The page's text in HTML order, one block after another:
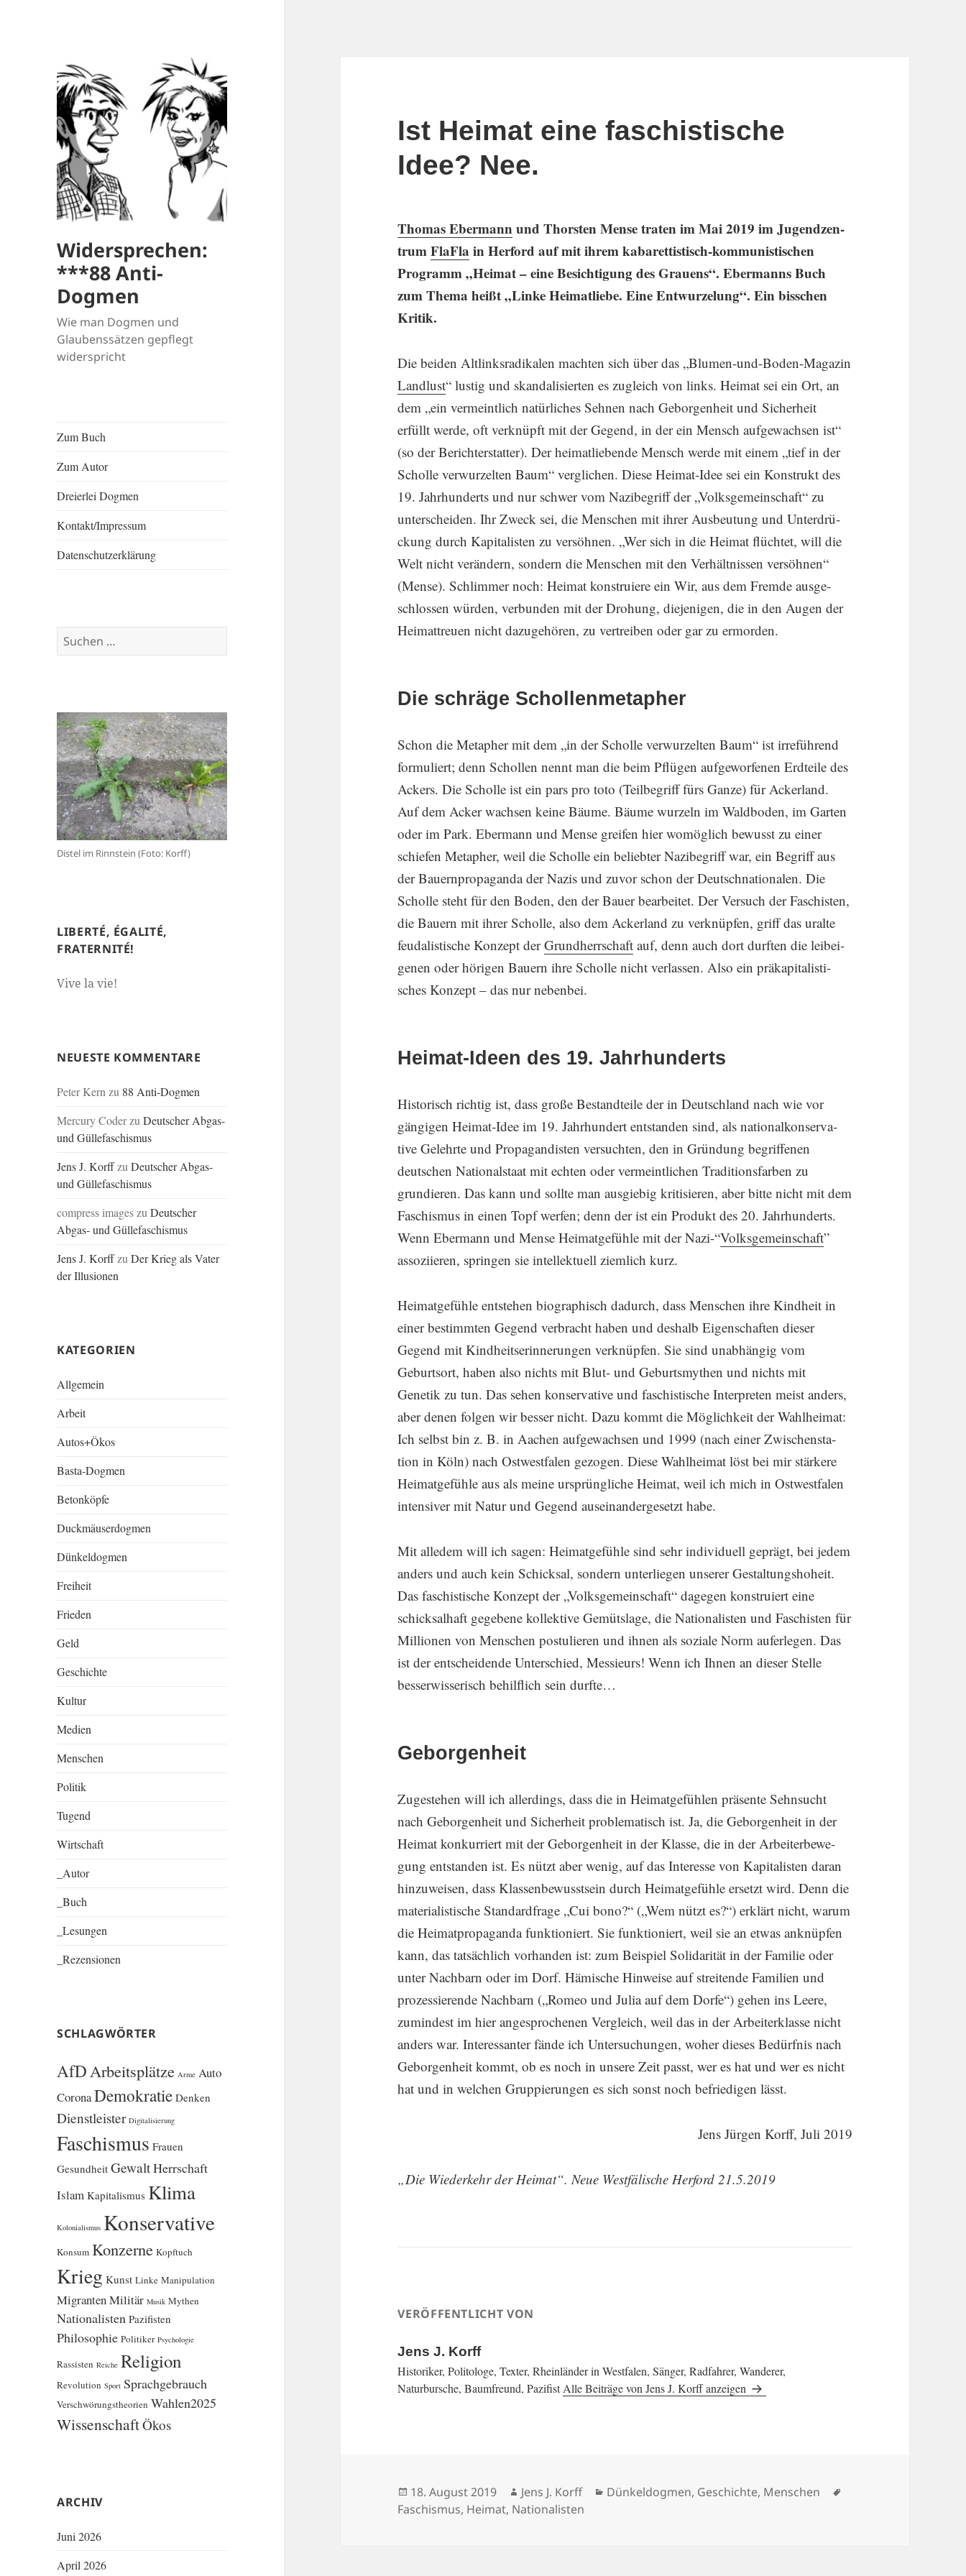
Widersprechen:
***88 Anti-
Dogmen
Wie man Dogmen und
Glaubenssätzen gepflegt
widerspricht
Zum Buch
Zum Autor
Dreierlei Dogmen
Kontakt/​​Impressum
Datenschutzerklärung
Suchen
nach:
Distel im Rinnstein (Foto: Korff)
LIBERTÉ, ÉGALITÉ,
FRATERNITÉ!
Vive la vie!
NEUESTE KOMMENTARE
Peter Kernzu 88 Anti-Dogmen
Mercury CoderzuDeutscher Abgas-
und Güllefaschismus
Jens J. KorffzuDeutscher Abgas-
und Güllefaschismus
compress imageszuDeutscher
Abgas- und Güllefaschismus
Jens J. KorffzuDer Krieg als Vater
der Illusionen
KATEGORIEN
Allgemein
Arbeit
Autos+Ökos
Basta-Dogmen
Betonköpfe
Duckmäuserdogmen
Dünkeldogmen
Freiheit
Frieden
Geld
Geschichte
Kultur
Medien
Menschen
Politik
Tugend
Wirtschaft
_Autor
_Buch
_Lesungen
_Rezensionen
SCHLAGWÖRTER
AfDArbeitsplätze Arme Auto
CoronaDemokratie Denken
Dienstleister Digitalisierung
Faschismus Frauen
Gesundheit GewaltHerrschaft
Islam Kapitalismus Klima
Kolonialismus Konservative
Konsum Konzerne Kopftuch
Krieg Kunst Linke Manipulation
MigrantenMilitär Musik Mythen
Nationalisten Pazifisten
Philosophie Politiker Psychologie
Rassisten Reiche Religion
Revolution Sport Sprachgebrauch
Verschwörungstheorien Wahlen2025
WissenschaftÖkos
ARCHIV
Juni 2026
April 2026
Ist Heimat eine faschistische
Idee? Nee.
Thomas Ebermannund Thorsten Mense traten im Mai 2019 im Jugend­zen­
trumFlaFla in Herford auf mit ihrem kabaret­tis­tisch-kommu­nis­ti­schen
Programm „Heimat – eine Besich­ti­gung des Grauens“. Ebermanns Buch
zum Thema heißt „Linke Heimat­liebe. Eine Entwur­ze­lung“. Ein bisschen
Kritik.
Die beiden Altlinks­radikalen machten sich über das „Blumen-und-Boden-Magazin
Landlust“ lustig und skanda­li­sierten es zugleich von links. Heimat sei ein Ort, an
dem „ein vermeint­lich natür­li­ches Sehnen nach Gebor­gen­heit und Sicher­heit
erfüllt werde, oft verknüpft mit der Gegend, in der ein Mensch aufge­wachsen ist“
(so der Bericht­erstatter). Der heimat­lie­bende Mensch werde mit einem „tief in der
Scholle verwur­zelten Baum“ vergli­chen. Diese Heimat-Idee sei ein Konstrukt des
19. Jahrhun­derts und nur schwer vom Nazibe­griff der „Volks­ge­mein­schaft“ zu
unter­scheiden. Ihr Zweck sei, die Menschen mit ihrer Ausbeu­tung und Unter­drü­
ckung durch Kapita­listen zu versöhnen. „Wer sich in die Heimat flüchtet, will die
Welt nicht verän­dern, sondern die Menschen mit den Verhält­nissen versöhnen“
(Mense). Schlimmer noch: Heimat konstru­iere ein Wir, aus dem Fremde ausge­
schlossen würden, verbunden mit der Drohung, dieje­nigen, die in den Augen der
Heimat­treuen nicht dazuge­hören, zu vertreiben oder gar zu ermorden.
Die schräge Schollenmetapher
Schon die Metapher mit dem „in der Scholle verwur­zelten Baum“ ist irrefüh­rend
formu­liert; denn Schollen nennt man die beim Pflügen aufge­wor­fenen Erdteile des
Ackers. Die Scholle ist ein pars pro toto (Teilbe­griff fürs Ganze) für Acker­land.
Auf dem Acker wachsen keine Bäume. Bäume wurzeln im Waldboden, im Garten
oder im Park. Ebermann und Mense greifen hier womög­lich bewusst zu einer
schiefen Metapher, weil die Scholle ein beliebter Nazibe­griff war, ein Begriff aus
der Bauern­pro­pa­ganda der Nazis und zuvor schon der Deutsch­na­tio­nalen. Die
Scholle steht für den Boden, den der Bauer bearbeitet. Der Versuch der Faschisten,
die Bauern mit ihrer Scholle, also dem Acker­land zu verknüpfen, griff das uralte
feuda­lis­ti­sche Konzept derGrund­herr­schaft auf, denn auch dort durften die leibei­
genen oder hörigen Bauern ihre Scholle nicht verlassen. Also ein präka­pi­ta­lis­ti­
sches Konzept – das nur nebenbei.
Heimat-Ideen des 19. Jahrhunderts
Histo­risch richtig ist, dass große Bestand­teile der in Deutsch­land nach wie vor
gängigen Heimat-Idee im 19. Jahr­hundert entstanden sind, als natio­nal­kon­ser­va­
tive Gelehrte und Propa­gan­disten versuchten, den in Gründung begrif­fenen
deutschen Natio­nal­staat mit echten oder vermeint­li­chen Tradi­ti­ons­farben zu
grundieren. Das kann und sollte man ausgiebig kriti­sieren, aber bitte nicht mit dem
Faschismus in einen Topf werfen; denn der ist ein Produkt des 20. Jahrhun­derts.
Wenn Ebermann und Mense Heimat­ge­fühle mit der Nazi-“Volks­ge­mein­schaft”
assozi­ieren, springen sie intel­lek­tuell ziemlich kurz.
Heimat­gefühle entstehen biogra­phisch dadurch, dass Menschen ihre Kindheit in
einer bestimmten Gegend verbracht haben und deshalb Eigen­schaften dieser
Gegend mit Kindheits­er­in­ne­rungen verknüpfen. Sie sind unabhängig vom
Geburtsort, haben also nichts mit Blut- und Geburts­my­then und nichts mit
Genetik zu tun. Das sehen konser­va­tive und faschis­ti­sche Inter­preten meist anders,
aber denen folgen wir besser nicht. Dazu kommt die Möglich­keit der Wahlheimat:
Ich selbst bin z. B. in Aachen aufge­wachsen und 1999 (nach einer Zwischen­sta­
tion in Köln) nach Ostwest­falen gezogen. Diese Wahlheimat löst bei mir stärkere
Heimat­ge­fühle aus als meine ursprüng­liche Heimat, weil ich mich in Ostwest­falen
inten­siver mit Natur und Gegend ausein­an­der­ge­setzt habe.
Mit alledem will ich sagen: Heimat­ge­fühle sind sehr indivi­duell geprägt, bei jedem
anders und auch kein Schicksal, sondern unter­liegen unserer Gestal­tungs­ho­heit.
Das faschis­ti­sche Konzept der „Volks­ge­mein­schaft“ dagegen konstru­iert eine
schick­sal­haft gegebene kollek­tive Gemüts­lage, die Natio­na­listen und Faschisten für
Millionen von Menschen postu­lieren und ihnen als soziale Norm aufer­legen. Das
ist der entschei­dende Unter­schied, Messieurs! Wenn ich Ihnen an dieser Stelle
besser­wis­se­risch behilf­lich sein durfte…
Geborgenheit
Zugestehen will ich aller­dings, dass die in Heimat­ge­fühlen präsente Sehnsucht
nach Gebor­gen­heit und Sicher­heit proble­ma­tisch ist. Ja, die Gebor­gen­heit in der
Heimat konkur­riert mit der Gebor­gen­heit in der Klasse, die in der Arbei­ter­be­we­
gung entstanden ist. Es nützt aber wenig, auf das Inter­esse von Kapita­listen daran
hinzu­weisen, dass Klassen­be­wusst­sein durch Heimat­ge­fühle ersetzt wird. Denn die
materia­lis­ti­sche Standard­frage „Cui bono?“ („Wem nützt es?“) erklärt nicht, warum
die Heimat­propaganda funktio­niert. Sie funktio­niert, weil sie an etwas anknüpfen
kann, das tatsäch­lich vorhanden ist: zum Beispiel Solida­rität in der Familie oder
unter Nachbarn oder im Dorf. Hämische Hinweise auf strei­tende Familien und
prozes­sie­rende Nachbarn („Romeo und Julia auf dem Dorfe“) gehen ins Leere,
zumin­dest im hier angespro­chenen Vergleich, weil das in der Arbei­ter­klasse nicht
anders war. Inter­es­santer fände ich Unter­su­chungen, woher dieses Bedürfnis nach
Gebor­gen­heit kommt, ob es noch in unsere Zeit passt, wer es hat und wer es nicht
hat und in welchen Gruppie­rungen es sich sonst noch befrie­digen lässt.
Jens Jürgen Korff, Juli 2019
„Die Wieder­kehr der Heimat“. Neue Westfä­li­sche Herford 21.5.2019
VERÖFFENTLICHT VON
Jens J. Korff
Historiker, Politologe, Texter, Rheinländer in Westfalen, Sänger, Radfahrer, Wanderer,
Naturbursche, Baumfreund, PazifistAlle Beiträge von Jens J. Korff anzeigen
Veröffentlicht
am
18. August 2019 Autor
Jens J. Korff Kategorien
Dünkeldogmen, Geschichte, Menschen
Faschismus, Heimat, Nationalisten